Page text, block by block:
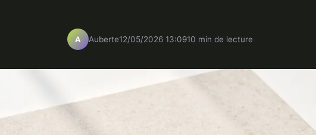
A Auberte12/05/2026 13:0910 min de lecture